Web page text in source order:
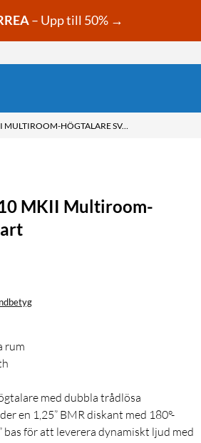
– Upp till 50% →
AUDIO PRO A10 MKII MULTIROOM-HÖGTALARE SVART
MKII Multiroom-
rum
med dubbla trådlösa
en 1,25” BMR diskant med 180°-
bas för att leverera dynamiskt ljud med